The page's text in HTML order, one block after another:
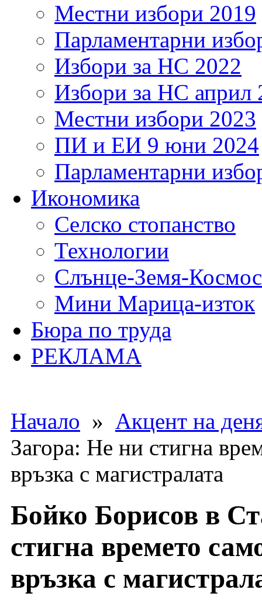
Местни избори 2019
Парламентарни
Избори за НС 2022
Избори за НС април
Местни избори 2023
ПИ и ЕИ 9 юни 2024
Парламентарни
Икономика
Селско стопанство
Технологии
Слънце-Земя-Космос
Мини Марица-изток
Бюра по труда
РЕКЛАМА
Начало » Акцент на
Загора: Не ни стигна
връзка с магистралата
Бойко Борисов в
стигна времето
връзка с